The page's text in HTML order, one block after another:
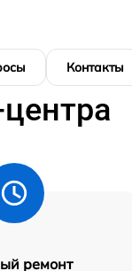
Контакты
ремонт